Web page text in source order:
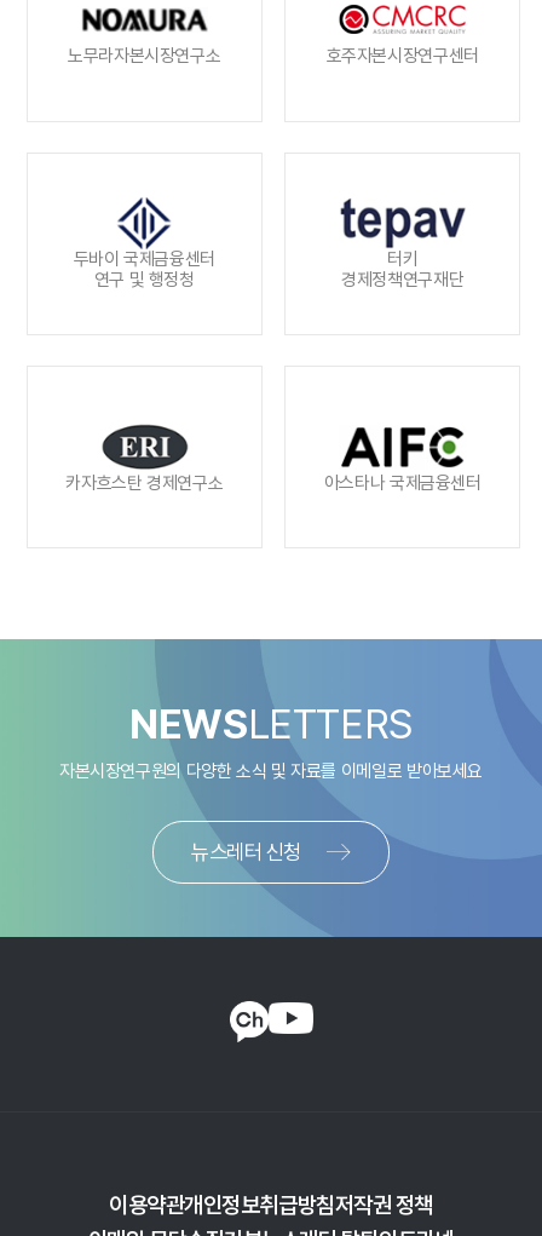
노무라자본시장연구소 호주자본시장연구센터
두바이 국제금융센터
연구 및 행정청
터키
경제정책연구재단
카자흐스탄 경제연구소 아스타나 국제금융센터
NEWSLETTERS
자본시장연구원의 다양한 소식 및 자료를 이메일로 받아보세요
뉴스레터 신청
이용약관개인정보취급방침저작권 정책